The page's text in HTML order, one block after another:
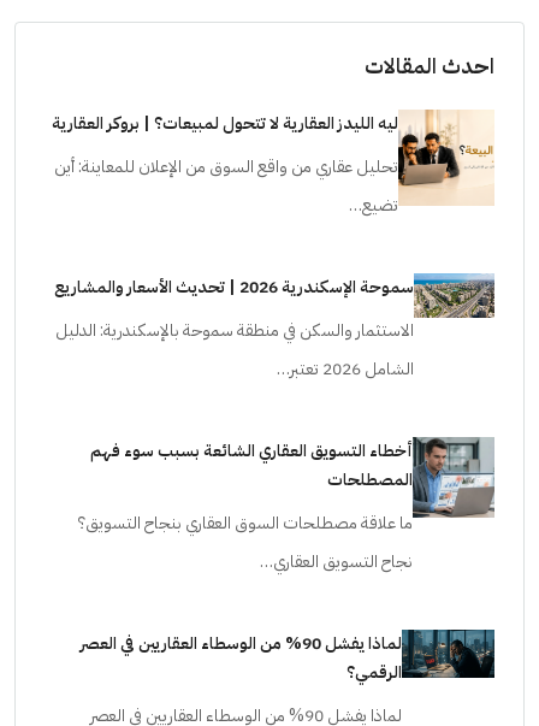
احدث المقالات
ليه الليدز العقارية لا تتحول لمبيعات؟ | بروكر العقارية
تحليل عقاري من واقع السوق من الإعلان للمعاينة: أين
تضيع…
سموحة الإسكندرية 2026 | تحديث الأسعار والمشاريع
الاستثمار والسكن في منطقة سموحة بالإسكندرية: الدليل
الشامل 2026 تعتبر…
أخطاء التسويق العقاري الشائعة بسبب سوء فهم
المصطلحات
ما علاقة مصطلحات السوق العقاري بنجاح التسويق؟
نجاح التسويق العقاري…
لماذا يفشل 90% من الوسطاء العقاريين في العصر
الرقمي؟
لماذا يفشل 90% من الوسطاء العقاريين في العصر